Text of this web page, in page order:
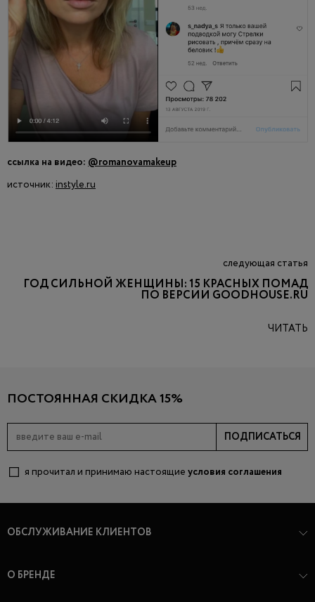
ссылка на видео: @romanovamakeup
источник: instyle.ru
следующая статья
ГОД СИЛЬНОЙ ЖЕНЩИНЫ: 15 КРАСНЫХ ПОМАД
ПО ВЕРСИИ GOODHOUSE.RU
ЧИТАТЬ
ПОСТОЯННАЯ СКИДКА 15%
ПОДПИСАТЬСЯ
я прочитал и принимаю настоящие условия соглашения
ОБСЛУЖИВАНИЕ КЛИЕНТОВ
О БРЕНДЕ